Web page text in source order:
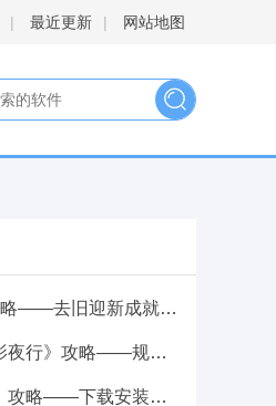
| 最近更新 | 网站地图
《怪物火车2》攻略——去旧迎新成就做法介绍
《咒术回战：幻影夜行》攻略——规格外称号获取方法
《屋顶种植生活》攻略——下载安装教程介绍